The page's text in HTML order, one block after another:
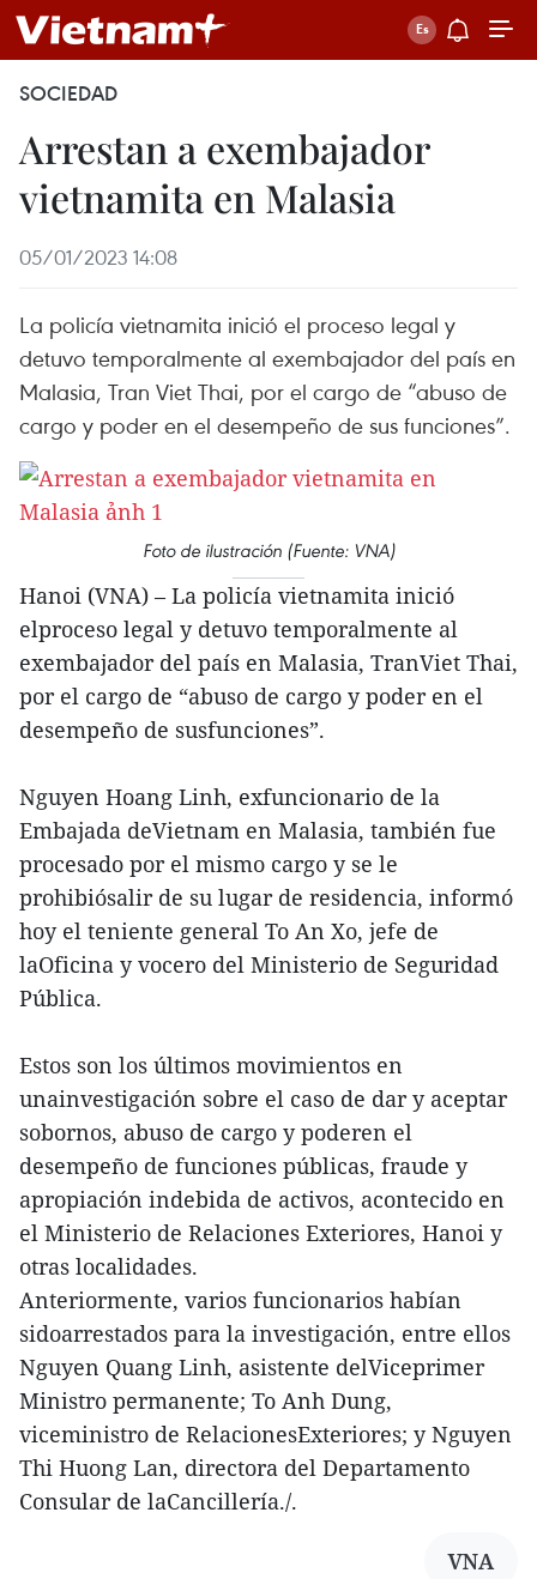
SOCIEDAD
Arrestan a exembajador
vietnamita en Malasia
05/01/2023 14:08
La policía vietnamita inició el proceso legal y
detuvo temporalmente al exembajador del país en
Malasia, Tran Viet Thai, por el cargo de “abuso de
cargo y poder en el desempeño de sus funciones”.
Foto de ilustración (Fuente: VNA)
Hanoi (VNA) – La policía vietnamita inició
elproceso legal y detuvo temporalmente al
exembajador del país en Malasia, TranViet Thai,
por el cargo de “abuso de cargo y poder en el
desempeño de susfunciones”.
Nguyen Hoang Linh, exfuncionario de la
Embajada deVietnam en Malasia, también fue
procesado por el mismo cargo y se le
prohibiósalir de su lugar de residencia, informó
hoy el teniente general To An Xo, jefe de
laOficina y vocero del Ministerio de Seguridad
Pública.
Estos son los últimos movimientos en
unainvestigación sobre el caso de dar y aceptar
sobornos, abuso de cargo y poderen el
desempeño de funciones públicas, fraude y
apropiación indebida de activos, acontecido en
el Ministerio de Relaciones Exteriores, Hanoi y
otras localidades.
Anteriormente, varios funcionarios habían
sidoarrestados para la investigación, entre ellos
Nguyen Quang Linh, asistente delViceprimer
Ministro permanente; To Anh Dung,
viceministro de RelacionesExteriores; y Nguyen
Thi Huong Lan, directora del Departamento
Consular de laCancillería./.
VNA